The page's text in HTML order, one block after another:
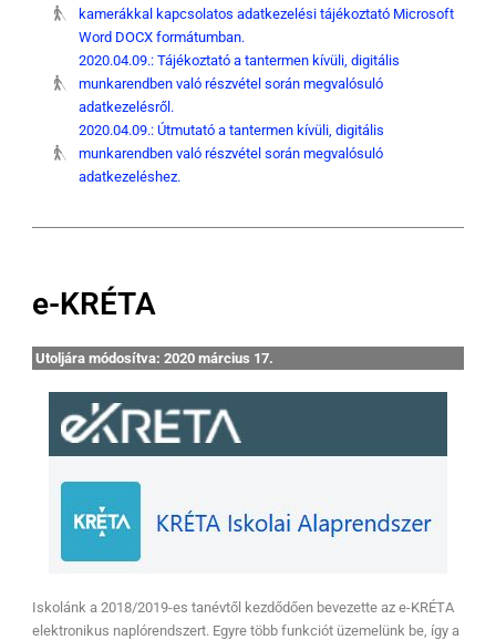
kamerákkal kapcsolatos adatkezelési tájékoztató Microsoft
Word DOCX formátumban.
2020.04.09.: Tájékoztató a tantermen kívüli, digitális
munkarendben való részvétel során megvalósuló
adatkezelésről.
2020.04.09.: Útmutató a tantermen kívüli, digitális
munkarendben való részvétel során megvalósuló
adatkezeléshez.
e-KRÉTA
Utoljára módosítva: 2020 március 17.
Iskolánk a 2018/2019-es tanévtől kezdődően bevezette az e-KRÉTA
elektronikus naplórendszert. Egyre több funkciót üzemelünk be, így a